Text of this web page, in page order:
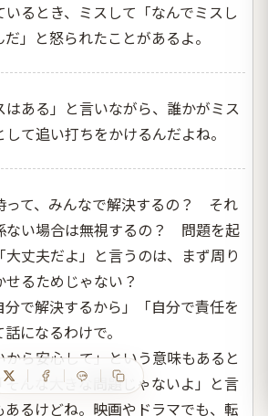
るとき、ミスして「なんでミスし
」と怒られたことがあるよ。
はある」と言いながら、誰かがミス
て追い打ちをかけるんだよね。
って、みんなで解決するの？ それ
ない場合は無視するの？ 問題を起
大丈夫だよ」と言うのは、まず周り
るためじゃない？
分で解決するから」「自分で責任を
になるわけで。
から安心して」という意味もあると
そんな大きな問題じゃないよ」と言
あるけどね。映画やドラマでも、転